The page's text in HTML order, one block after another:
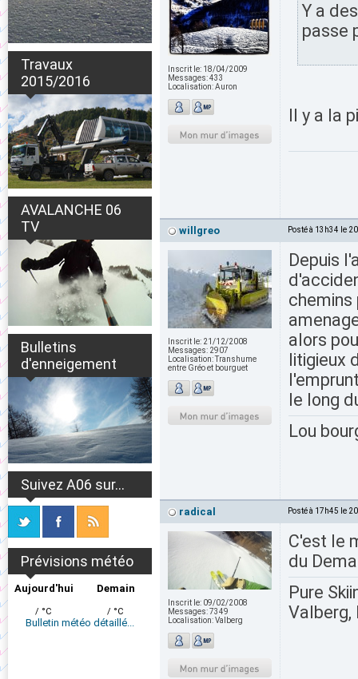
Travaux
2015/2016
AVALANCHE 06
TV
Bulletins
d'enneigement
Suivez A06 sur...
Prévisions météo
Aujourd'hui
/ °C
Demain
/ °C
Bulletin météo détaillé...
Inscrit le: 18/04/2009
Messages:433
Localisation:Auron
Y a
passe
Il y a la
willgreo Posté à 13h34 le
Inscrit le: 21/12/2008
Messages: 2907
Localisation:Transhume
entre Gréo et bourguet
Depuis
alors
litigieux
le long
Lou
radical Posté à 17h45 le
Inscrit le: 09/02/2008
Messages:7349
Localisation:Valberg
C'est le
du
Pure
Valberg,